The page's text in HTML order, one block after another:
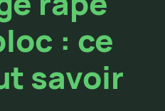
: ce
savoir